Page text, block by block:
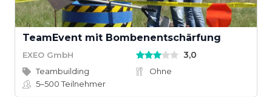
TeamEvent mit Bombenentschärfung
EXEO GmbH 3,0
Teambuilding
Ohne
5–500Teilnehmer